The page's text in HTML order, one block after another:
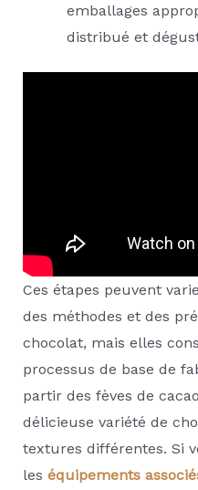
emballages
distribué et
Ces étapes peuvent
des méthodes et des
chocolat, mais elles
processus de base de
partir des fèves de
délicieuse variété de
textures différentes. Si
les équipements